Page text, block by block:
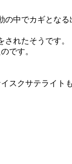
中でカギとな
れたそうです。
です。
スクサテライト